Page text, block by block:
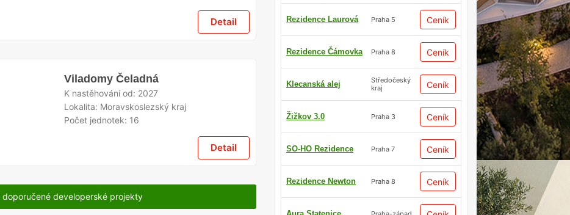
Rezidence Laurová Praha 5 Ceník
Rezidence Čámovka Praha 8 Ceník
Klecanská alej
Středočeský
kraj
Ceník
Žižkov 3.0 Praha 3 Ceník
SO-HO Rezidence Praha 7 Ceník
Rezidence Newton Praha 8 Ceník
Detail
Viladomy Čeladná
K nastěhování od: 2027
Lokalita: Moravskoslezský kraj
Počet jednotek: 16
Detail
doporučené developerské projekty